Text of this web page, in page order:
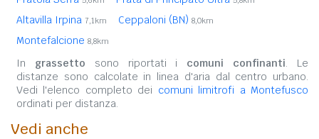
Altavilla Irpina 7,1km Ceppaloni (BN) 8,0km
Montefalcione 8,8km
In grassetto sono riportati i comuni confinanti. Le
distanze sono calcolate in linea d'aria dal centro urbano.
Vedi l'elenco completo dei comuni limitrofi a Montefusco
ordinati per distanza.
Vedi anche